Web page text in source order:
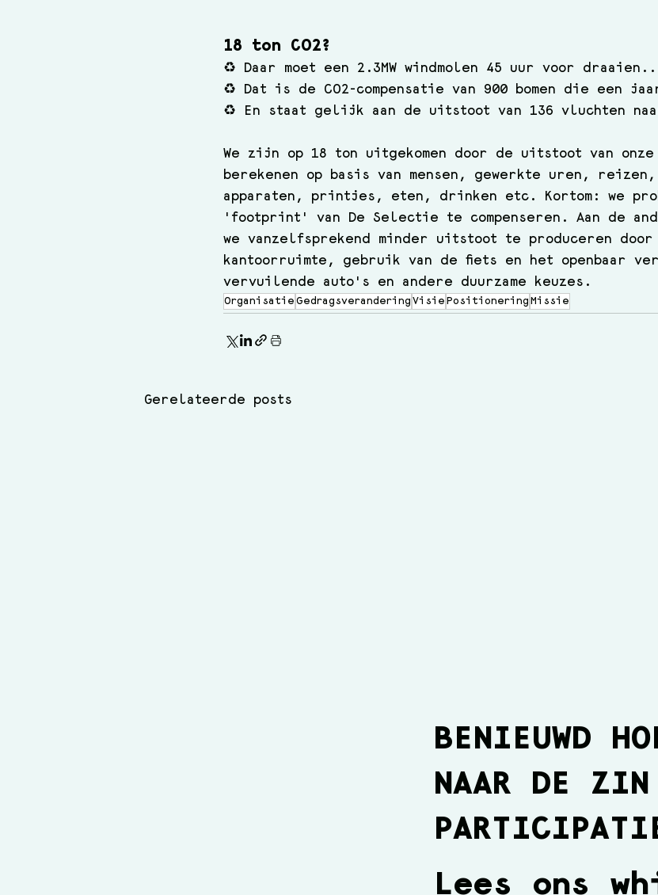
18 ton CO2?
♻️ Daar moet een 2.3MW windmolen 45 uur voor
♻️ Dat is de CO2-compensatie van 900 bomen die een
♻️ En staat gelijk aan de uitstoot van 136 vluchten
We zijn op 18 ton uitgekomen door de uitstoot van
berekenen op basis van mensen, gewerkte uren,
apparaten, printjes, eten, drinken etc. Kortom: we
'footprint' van De Selectie te compenseren. Aan de
we vanzelfsprekend minder uitstoot te produceren
kantoorruimte, gebruik van de fiets en het openbaar
vervuilende auto's en andere duurzame keuzes.
Organisatie Gedragsverandering Visie Positionering Missie
Gerelateerde posts
Our home ground:
Mindspace
BENIEUWD
NAAR DE
Lees ons